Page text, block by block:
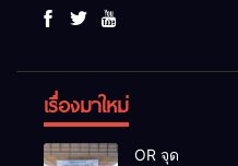
เรื่องมาใหม่
OR จุด